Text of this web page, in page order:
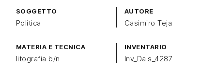
SOGGETTO
Politica
AUTORE
Casimiro Teja
MATERIA E TECNICA
litografia b/n
INVENTARIO
Inv_Dals_4287